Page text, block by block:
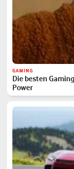
GAMING
Die besten
Power